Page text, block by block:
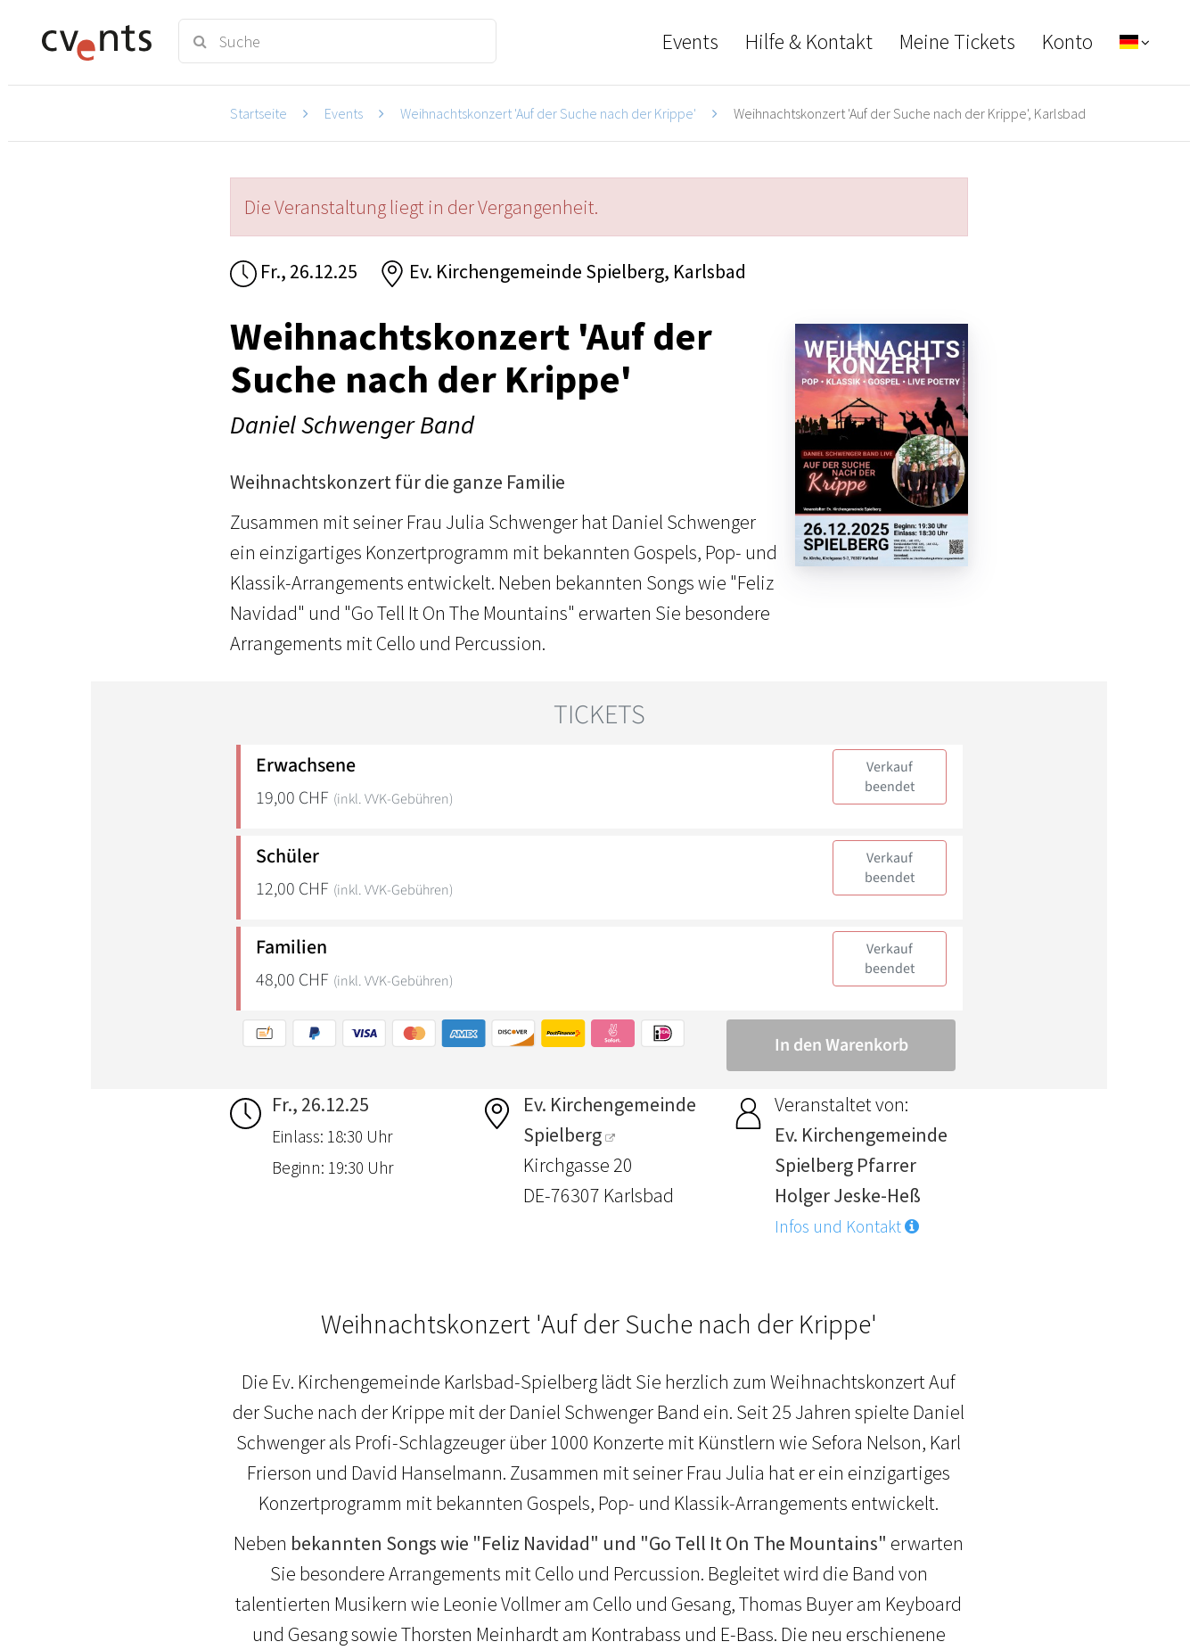
Events Hilfe & Kontakt Meine Tickets Konto
Startseite Events Weihnachtskonzert 'Auf der Suche nach der Krippe' Weihnachtskonzert 'Auf der Suche nach der Krippe', Karlsbad
Die Veranstaltung liegt in der Vergangenheit.
Fr., 26.12.25 Ev. Kirchengemeinde Spielberg, Karlsbad
Weihnachtskonzert 'Auf der
Suche nach der Krippe'
Daniel Schwenger Band
Weihnachtskonzert für die ganze Familie
Zusammen mit seiner Frau Julia Schwenger hat Daniel Schwenger
ein einzigartiges Konzertprogramm mit bekannten Gospels, Pop- und
Klassik-Arrangements entwickelt. Neben bekannten Songs wie "Feliz
Navidad" und "Go Tell It On The Mountains" erwarten Sie besondere
Arrangements mit Cello und Percussion.
Fr., 26.12.25
Einlass: 18:30 Uhr
Beginn: 19:30 Uhr
Ev. Kirchengemeinde
Spielberg
Kirchgasse 20
DE-76307 Karlsbad
Veranstaltet von:
Ev. Kirchengemeinde
Spielberg Pfarrer
Holger Jeske-Heß
Infos und Kontakt
Weihnachtskonzert 'Auf der Suche nach der Krippe'
Die Ev. Kirchengemeinde Karlsbad-Spielberg lädt Sie herzlich zum Weihnachtskonzert Auf
der Suche nach der Krippe mit der Daniel Schwenger Band ein. Seit 25 Jahren spielte Daniel
Schwenger als Profi-Schlagzeuger über 1000 Konzerte mit Künstlern wie Sefora Nelson, Karl
Frierson und David Hanselmann. Zusammen mit seiner Frau Julia hat er ein einzigartiges
Konzertprogramm mit bekannten Gospels, Pop- und Klassik-Arrangements entwickelt.
Neben bekannten Songs wie "Feliz Navidad" und "Go Tell It On The Mountains" erwarten
Sie besondere Arrangements mit Cello und Percussion. Begleitet wird die Band von
talentierten Musikern wie Leonie Vollmer am Cello und Gesang, Thomas Buyer am Keyboard
und Gesang sowie Thorsten Meinhardt am Kontrabass und E-Bass. Die neu erschienene